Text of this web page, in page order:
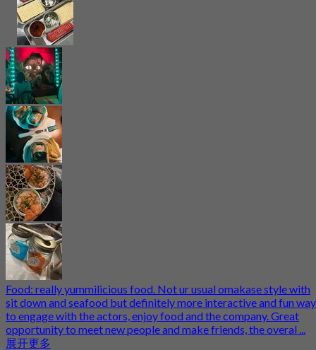
Food: really yummilicious food. Not ur usual omakase style with
sit down and seafood but definitely more interactive and fun way
to engage with the actors, enjoy food and the company. Great
opportunity to meet new people and make friends, the overal ...
展开更多